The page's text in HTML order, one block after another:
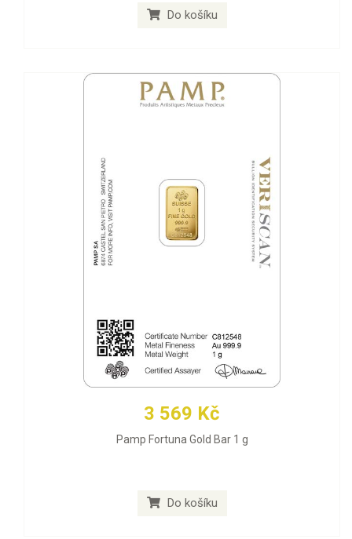
Do košíku
3 569 Kč
Pamp Fortuna Gold Bar 1 g
Do košíku